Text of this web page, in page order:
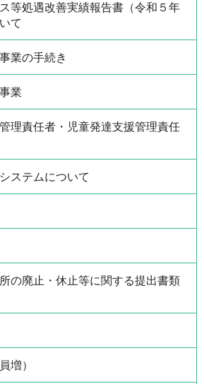
等処遇改善実績報告書（令和５年
て
業の手続き
業
理責任者・児童発達支援管理責任
ステムについて
の廃止・休止等に関する提出書類
増）